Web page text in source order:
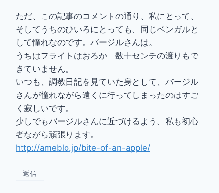
ただ、この記事のコメントの通り、私にとって、
そしてうちのひいろにとっても、同じベンガルと
して憧れなのです。バージルさんは。
うちはフライトはおろか、数十センチの渡りもで
きていません。
いつも、調教日記を見ていた身として、バージル
さんが憧れながら遠くに行ってしまったのはすご
く寂しいです。
少しでもバージルさんに近づけるよう、私も初心
者ながら頑張ります。
http://ameblo.jp/bite-of-an-apple/
返信